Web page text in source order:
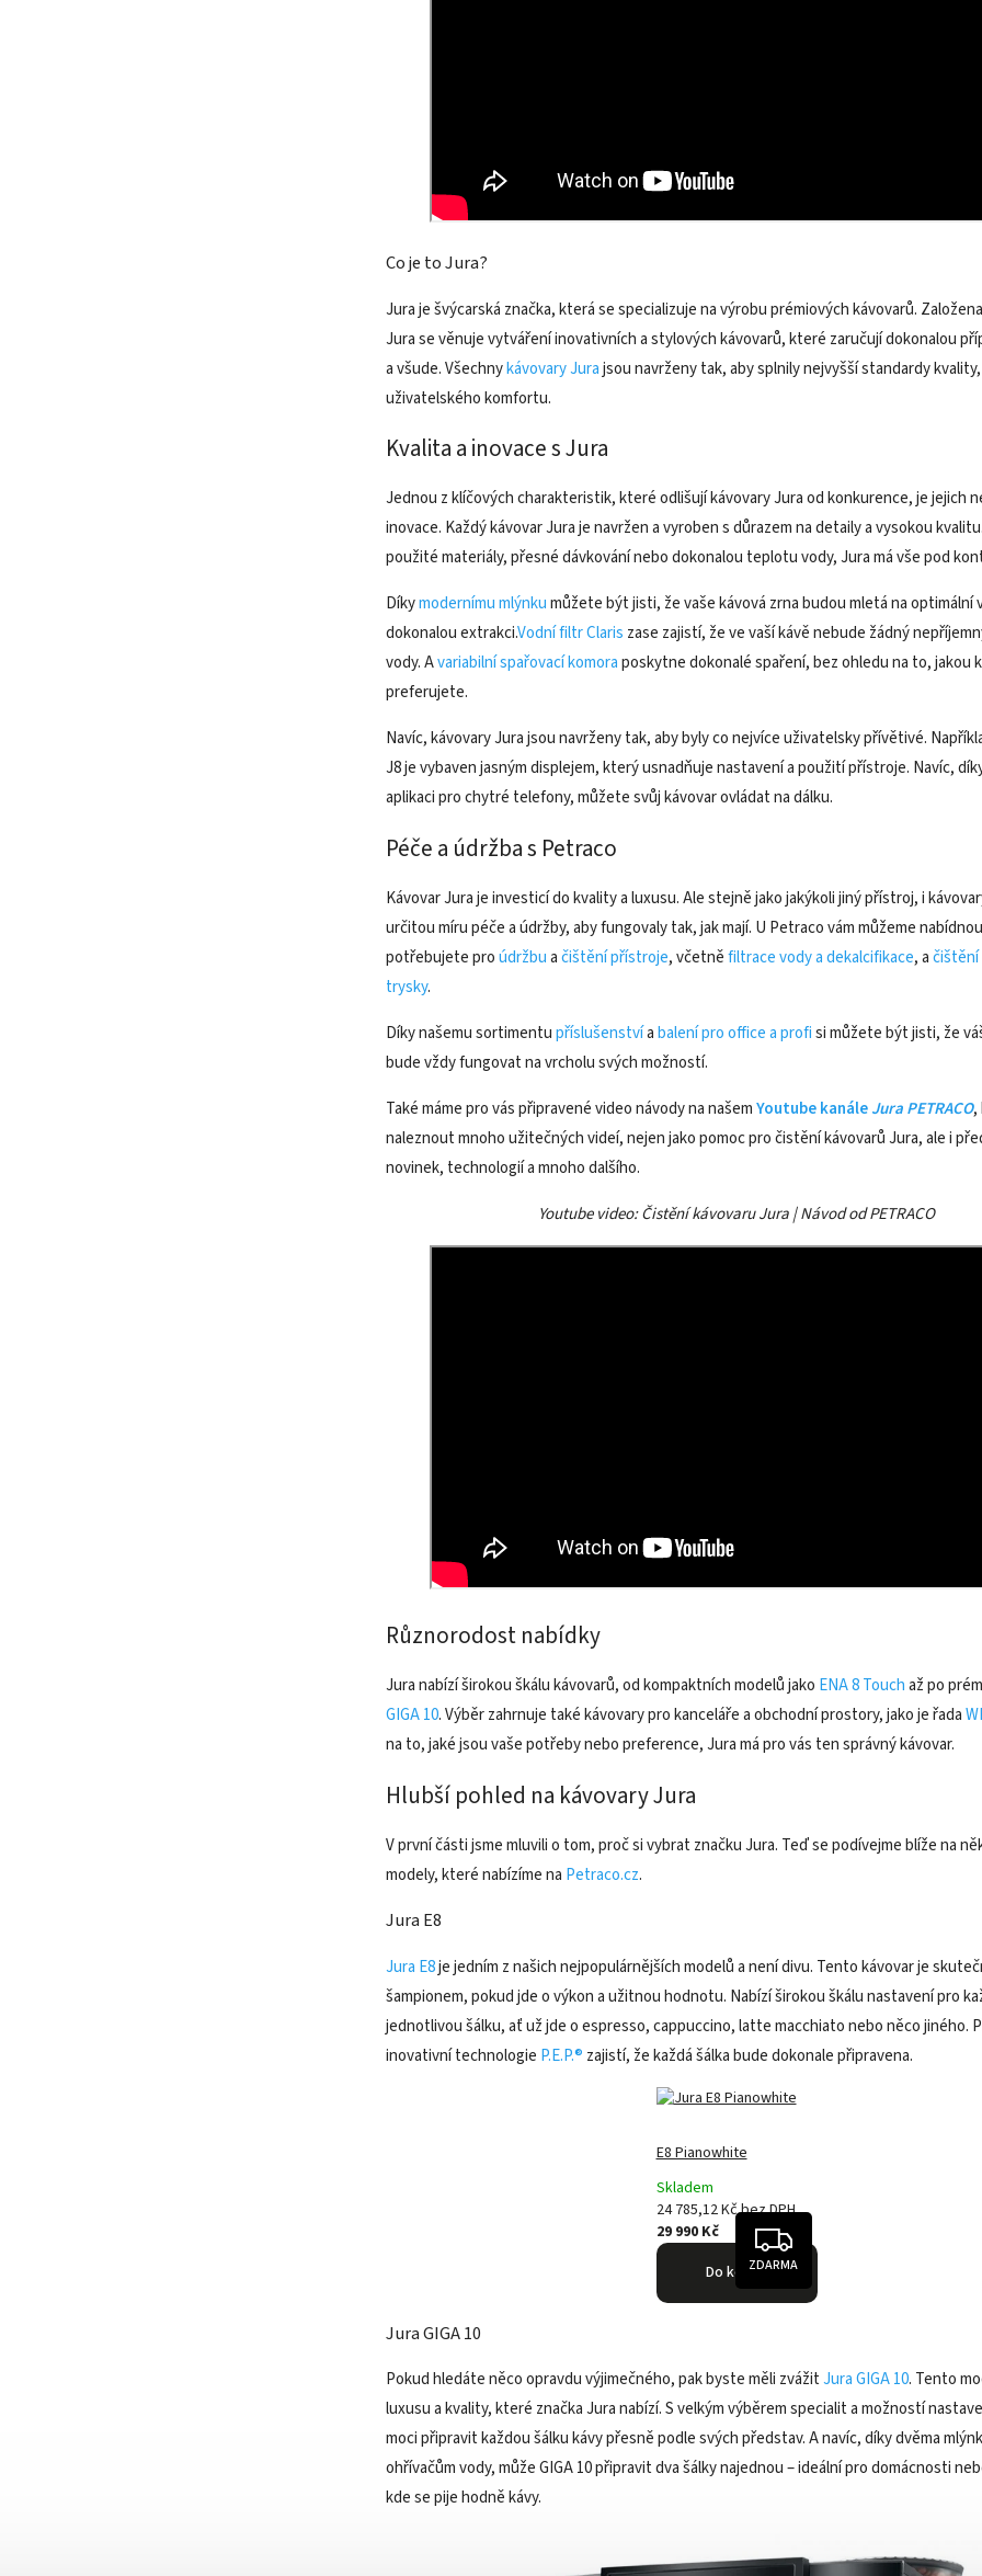
Co je to Jura?
Jura je švýcarská značka, která se specializuje na výrobu prémiových kávovarů.
Jura se věnuje vytváření inovativních a stylových kávovarů, které zaručují dokonalou
a všude. Všechnykávovary Jurajsou navrženy tak, aby splnily nejvyšší standardy
uživatelského komfortu.
Kvalita a inovace s Jura
Jednou z klíčových charakteristik, které odlišují kávovary Jura od konkurence, je jejich
inovace. Každý kávovar Jura je navržen a vyroben s důrazem na detaily a vysokou
použité materiály, přesné dávkování nebo dokonalou teplotu vody, Jura má vše pod
Díkymodernímu mlýnkumůžete být jisti, že vaše kávová zrna budou mletá na optimální
dokonalou extrakci.Vodní filtr Claris zase zajistí, že ve vaší kávě nebude žádný
vody. Avariabilní spařovací komoraposkytne dokonalé spaření, bez ohledu na to, jakou
preferujete.
Navíc, kávovary Jura jsou navrženy tak, aby byly co nejvíce uživatelsky přívětivé.
J8 je vybaven jasným displejem, který usnadňuje nastavení a použití přístroje. Navíc,
aplikaci pro chytré telefony, můžete svůj kávovar ovládat na dálku.
Péče a údržba s Petraco
Kávovar Jura je investicí do kvality a luxusu. Ale stejně jako jakýkoli jiný přístroj, i
určitou míru péče a údržby, aby fungovaly tak, jak mají. U Petraco vám můžeme
potřebujete proúdržbuačištění přístroje, včetněfiltrace vody a dekalcifikace, ačištění
trysky.
Díky našemu sortimentupříslušenstvíabalení pro office a profisi můžete být jisti, že
bude vždy fungovat na vrcholu svých možností.
Také máme pro vás připravené video návody na našemYoutube kanáleJura PETRACO,
naleznout mnoho užitečných videí, nejen jako pomoc pro čistění kávovarů Jura, ale i
novinek, technologií a mnoho dalšího.
Youtube video: Čistění kávovaru Jura | Návod od PETRACO
Různorodost nabídky
Jura nabízí širokou škálu kávovarů, od kompaktních modelů jako ENA 8 Touchaž po
GIGA 10. Výběr zahrnuje také kávovary pro kanceláře a obchodní prostory, jako je řada
na to, jaké jsou vaše potřeby nebo preference, Jura má pro vás ten správný kávovar.
Hlubší pohled na kávovary Jura
V první části jsme mluvili o tom, proč si vybrat značku Jura. Teď se podívejme blíže na
modely, které nabízíme na Petraco.cz.
Jura E8
Jura E8je jedním z našich nejpopulárnějších modelů a není divu. Tento kávovar je
šampionem, pokud jde o výkon a užitnou hodnotu. Nabízí širokou škálu nastavení pro
jednotlivou šálku, ať už jde o espresso, cappuccino, latte macchiato nebo něco jiného.
inovativní technologie P.E.P.® zajistí, že každá šálka bude dokonale připravena.
ZDARMA
E8 Pianowhite
Skladem
24 785,12 Kčbez DPH
29 990 Kč
Do košíku
Jura GIGA 10
Pokud hledáte něco opravdu výjimečného, pak byste měli zvážitJura GIGA 10. Tento
luxusu a kvality, které značka Jura nabízí. S velkým výběrem specialit a možností
moci připravit každou šálku kávy přesně podle svých představ. A navíc, díky dvěma
ohřívačům vody, může GIGA 10 připravit dva šálky najednou – ideální pro domácnosti
kde se pije hodně kávy.